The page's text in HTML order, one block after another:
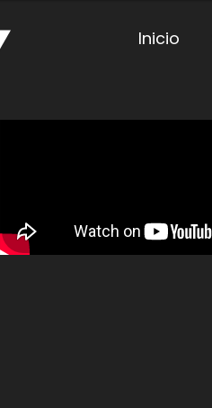
Inicio